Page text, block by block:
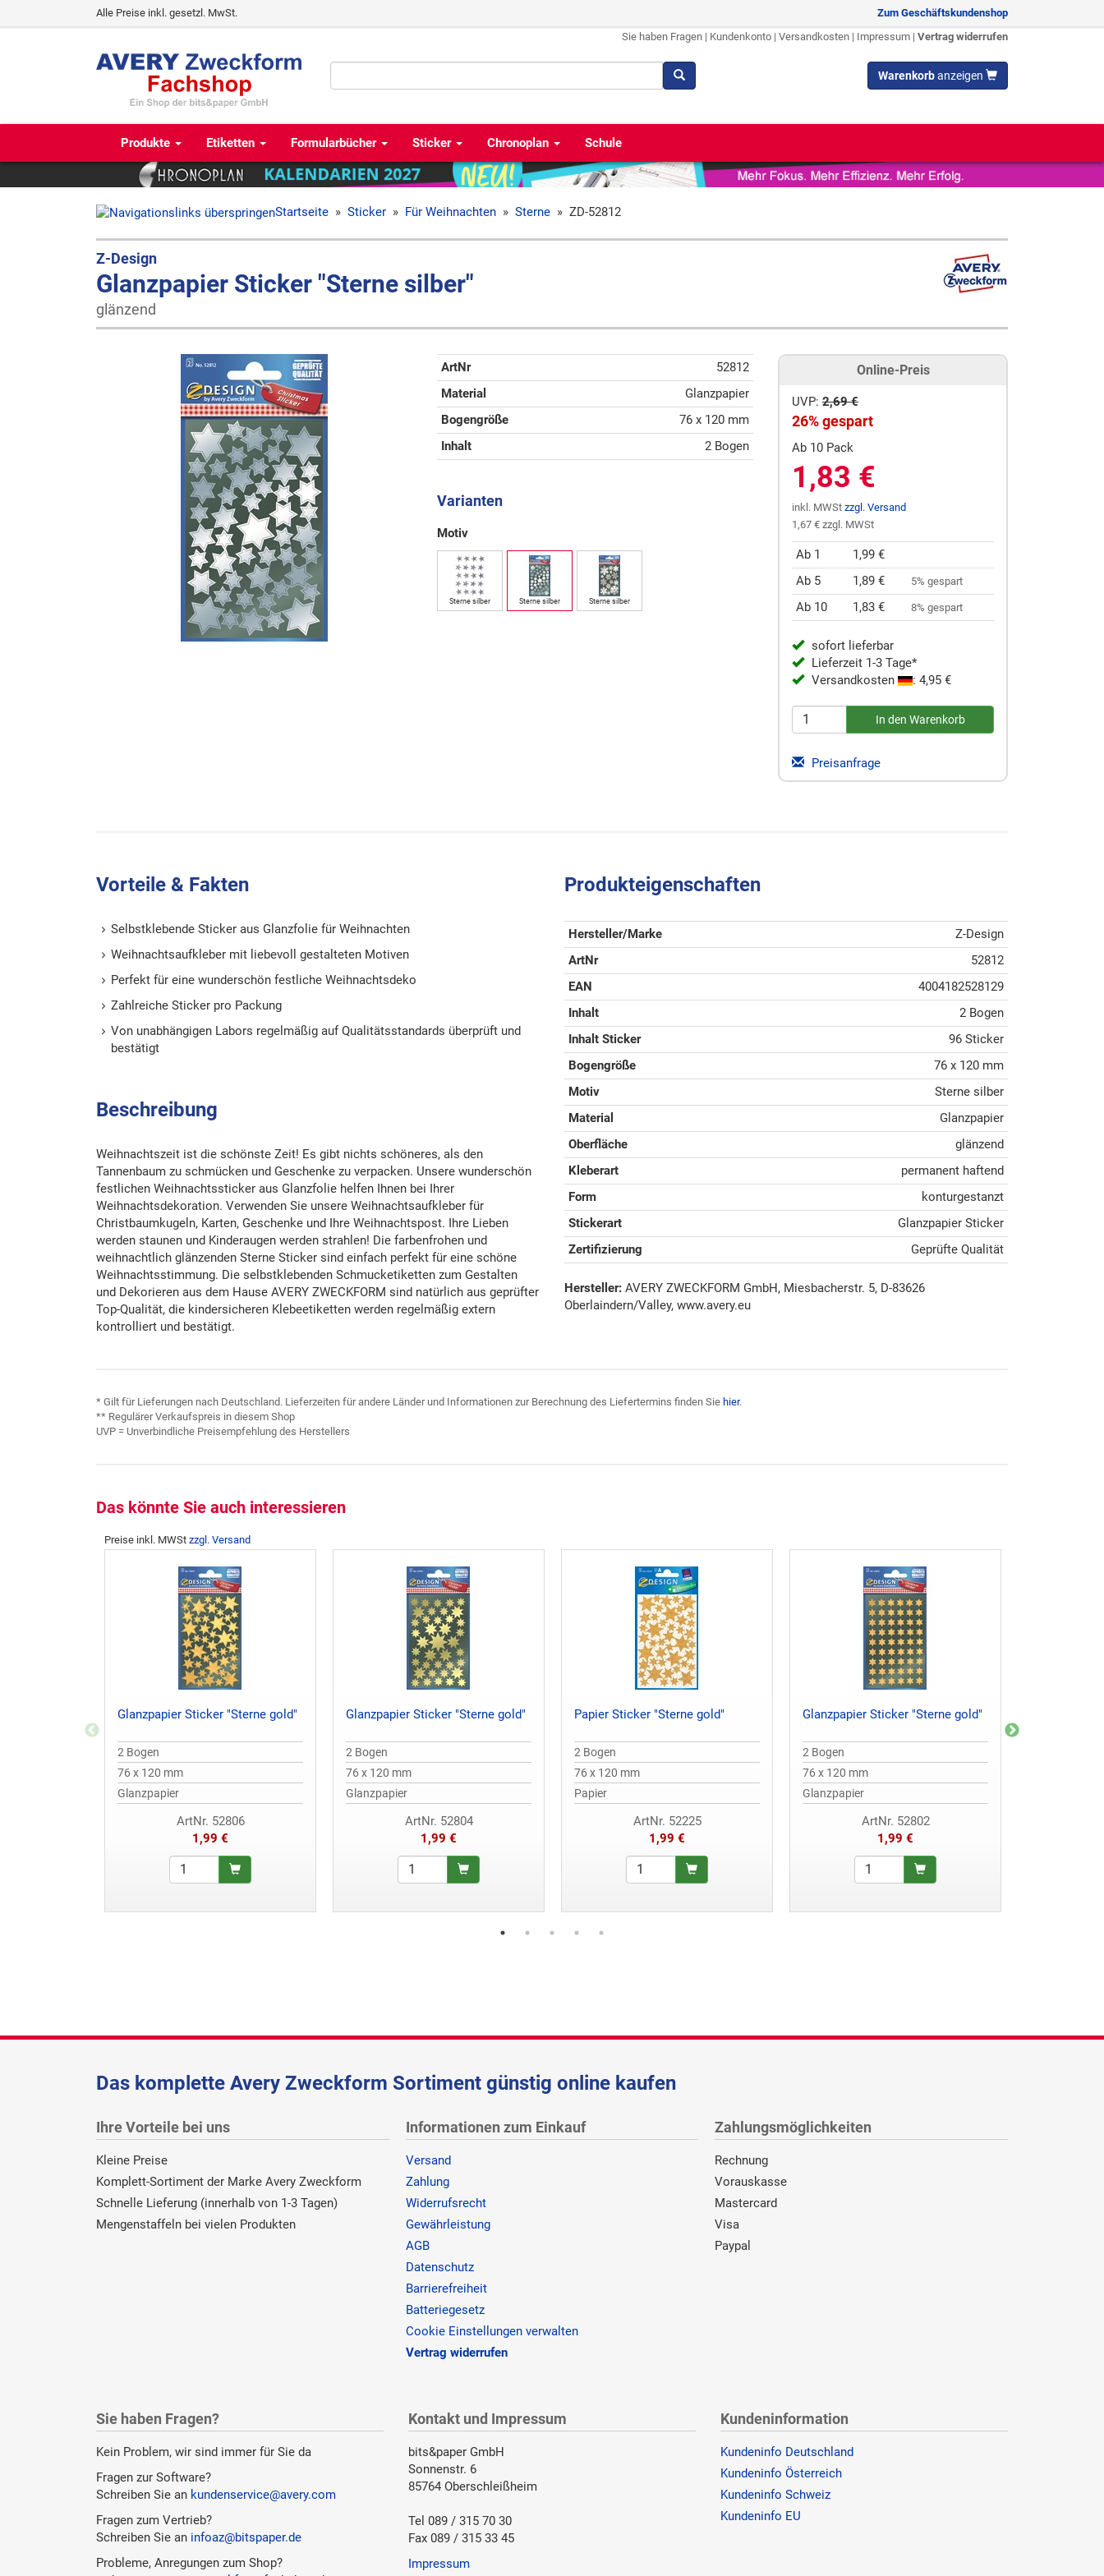
Alle Preise inkl. gesetzl. MwSt.
Zum Geschäftskundenshop
Sie haben Fragen | Kundenkonto | Versandkosten | Impressum | Vertrag widerrufen
Warenkorbanzeigen
Produkte Etiketten Formularbücher Sticker Chronoplan Schule
Startseite » Sticker » Für Weihnachten » Sterne » ZD-52812
Z-Design
Glanzpapier Sticker "Sterne silber"
glänzend
ArtNr
52812
Material
Glanzpapier
Bogengröße
76 x 120 mm
Inhalt
2 Bogen
Varianten
Motiv
Sterne silber Sterne silber Sterne silber
Online-Preis
UVP: 2,69 €
26% gespart
Ab 10 Pack
1,83 €
inkl. MWSt zzgl. Versand
1,67 € zzgl. MWSt
Ab 1
1,99 €
Ab 5
1,89 € 5% gespart
Ab 10 1,83 € 8% gespart
sofort lieferbar
Lieferzeit 1-3 Tage*
Versandkosten
: 4,95 €
Preisanfrage
Vorteile & Fakten
Selbstklebende Sticker aus Glanzfolie für Weihnachten
Weihnachtsaufkleber mit liebevoll gestalteten Motiven
Perfekt für eine wunderschön festliche Weihnachtsdeko
Zahlreiche Sticker pro Packung
Von unabhängigen Labors regelmäßig auf Qualitätsstandards überprüft und
bestätigt
Beschreibung
Weihnachtszeit ist die schönste Zeit! Es gibt nichts schöneres, als den
Tannenbaum zu schmücken und Geschenke zu verpacken. Unsere wunderschön
festlichen Weihnachtssticker aus Glanzfolie helfen Ihnen bei Ihrer
Weihnachtsdekoration. Verwenden Sie unsere Weihnachtsaufkleber für
Christbaumkugeln, Karten, Geschenke und Ihre Weihnachtspost. Ihre Lieben
werden staunen und Kinderaugen werden strahlen! Die farbenfrohen und
weihnachtlich glänzenden Sterne Sticker sind einfach perfekt für eine schöne
Weihnachtsstimmung. Die selbstklebenden Schmucketiketten zum Gestalten
und Dekorieren aus dem Hause AVERY ZWECKFORM sind natürlich aus geprüfter
Top-Qualität, die kindersicheren Klebeetiketten werden regelmäßig extern
kontrolliert und bestätigt.
Produkteigenschaften
Hersteller/Marke
Z-Design
ArtNr
52812
EAN
4004182528129
Inhalt
2 Bogen
Inhalt Sticker
96 Sticker
Bogengröße
76 x 120 mm
Motiv
Sterne silber
Material
Glanzpapier
Oberfläche
glänzend
Kleberart
permanent haftend
Form
konturgestanzt
Stickerart
Glanzpapier Sticker
Zertifizierung
Geprüfte Qualität
Hersteller: AVERY ZWECKFORM GmbH, Miesbacherstr. 5, D-83626
Oberlaindern/Valley, www.avery.eu
* Gilt für Lieferungen nach Deutschland. Lieferzeiten für andere Länder und Informationen zur Berechnung des Liefertermins finden Sie hier.
** Regulärer Verkaufspreis in diesem Shop
UVP = Unverbindliche Preisempfehlung des Herstellers
Das könnte Sie auch interessieren
Preise inkl. MWSt zzgl. Versand
Glanzpapier Sticker "Sterne gold"
2 Bogen
76 x 120 mm
Glanzpapier
ArtNr. 52806
1,99 €
Glanzpapier Sticker "Sterne gold"
2 Bogen
76 x 120 mm
Glanzpapier
ArtNr. 52804
1,99 €
Papier Sticker "Sterne gold"
2 Bogen
76 x 120 mm
Papier
ArtNr. 52225
1,99 €
Glanzpapier Sticker "Sterne gold"
2 Bogen
76 x 120 mm
Glanzpapier
ArtNr. 52802
1,99 €
Das komplette Avery Zweckform Sortiment günstig online kaufen
Ihre Vorteile bei uns
Kleine Preise
Komplett-Sortiment der Marke Avery Zweckform
Schnelle Lieferung (innerhalb von 1-3 Tagen)
Mengenstaffeln bei vielen Produkten
Informationen zum Einkauf
Versand
Zahlung
Widerrufsrecht
Gewährleistung
AGB
Datenschutz
Barrierefreiheit
Batteriegesetz
Cookie Einstellungen verwalten
Vertrag widerrufen
Zahlungsmöglichkeiten
Rechnung
Vorauskasse
Mastercard
Visa
Paypal
Sie haben Fragen?
Kein Problem, wir sind immer für Sie da
Fragen zur Software?
Schreiben Sie an kundenservice@avery.com
Fragen zum Vertrieb?
Schreiben Sie an infoaz@bitspaper.de
Probleme, Anregungen zum Shop?
Kontakt und Impressum
bits&paper GmbH
Sonnenstr. 6
85764 Oberschleißheim
Tel 089 / 315 70 30
Fax 089 / 315 33 45
Impressum
Kundeninformation
Kundeninfo Deutschland
Kundeninfo Österreich
Kundeninfo Schweiz
Kundeninfo EU